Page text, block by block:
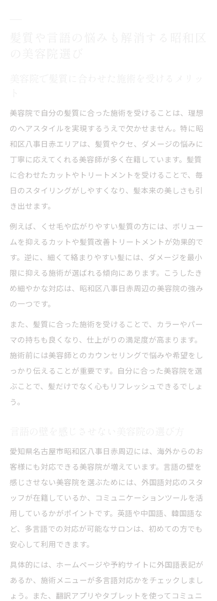
美容院で自分の髪質に合った施術を受けることは、理想
のヘアスタイルを実現するうえで欠かせません。特に昭
和区八事日赤エリアは、髪質やクセ、ダメージの悩みに
丁寧に応えてくれる美容師が多く在籍しています。髪質
に合わせたカットやトリートメントを受けることで、毎
日のスタイリングがしやすくなり、髪本来の美しさも引
き出せます。
例えば、くせ毛や広がりやすい髪質の方には、ボリュー
ムを抑えるカットや髪質改善トリートメントが効果的で
す。逆に、細くて絡まりやすい髪には、ダメージを最小
限に抑える施術が選ばれる傾向にあります。こうしたき
め細やかな対応は、昭和区八事日赤周辺の美容院の強み
の一つです。
また、髪質に合った施術を受けることで、カラーやパー
マの持ちも良くなり、仕上がりの満足度が高まります。
施術前には美容師とのカウンセリングで悩みや希望をし
っかり伝えることが重要です。自分に合った美容院を選
ぶことで、髪だけでなく心もリフレッシュできるでしょ
う。
愛知県名古屋市昭和区八事日赤周辺には、海外からのお
客様にも対応できる美容院が増えています。言語の壁を
感じさせない美容院を選ぶためには、外国語対応のスタ
ッフが在籍しているか、コミュニケーションツールを活
用しているかがポイントです。英語や中国語、韓国語な
ど、多言語での対応が可能なサロンは、初めての方でも
安心して利用できます。
具体的には、ホームページや予約サイトに外国語表記が
あるか、施術メニューが多言語対応かをチェックしまし
ょう。また、翻訳アプリやタブレットを使ってコミュニ